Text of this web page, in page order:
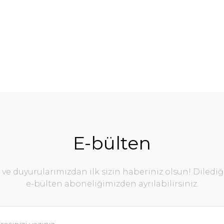
E-bülten
ve duyurularımızdan ilk sizin haberiniz olsun!
e-bülten aboneliğimizden ayrılabilirsiniz.